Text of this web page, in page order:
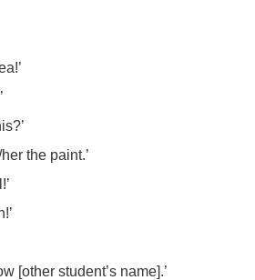
the paint.’
[other student’s name].’